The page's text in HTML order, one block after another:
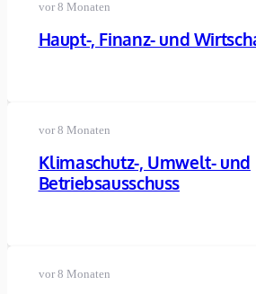
vor 8 Monaten
Haupt-, Finanz- und
vor 8 Monaten
Klimaschutz-, Umwelt- und
Betriebsausschuss
vor 8 Monaten